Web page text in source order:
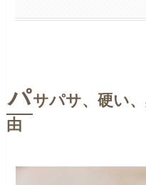
パサパサ、硬い
由